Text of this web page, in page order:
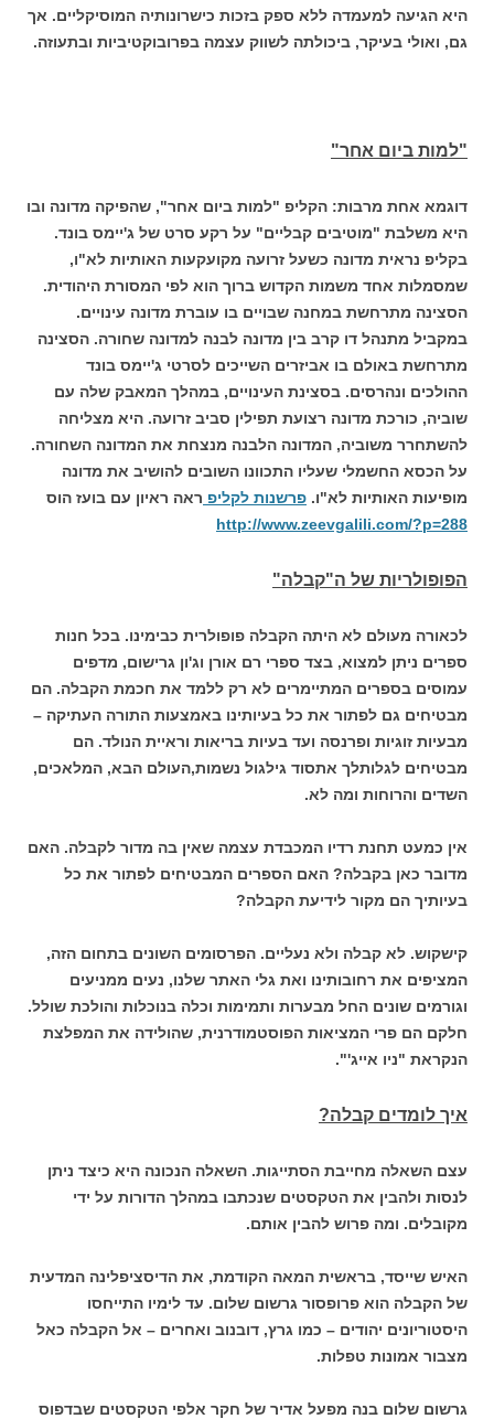
היא הגיעה למעמדה ללא ספק בזכות כישרונותיה המוסיקליים. אך
גם, ואולי בעיקר, ביכולתה לשווק עצמה בפרובוקטיביות ובתעוזה.
"למות ביום אחר"
דוגמא אחת מרבות: הקליפ "למות ביום אחר", שהפיקה מדונה ובו
היא משלבת "מוטיבים קבליים" על רקע סרט של ג'יימס בונד.
בקליפ נראית מדונה כשעל זרועה מקועקעות האותיות לא"ו,
שמסמלות אחד משמות הקדוש ברוך הוא לפי המסורת היהודית.
הסצינה מתרחשת במחנה שבויים בו עוברת מדונה עינויים.
במקביל מתנהל דו קרב בין מדונה לבנה למדונה שחורה. הסצינה
מתרחשת באולם בו אביזרים השייכים לסרטי ג'יימס בונד
ההולכים ונהרסים. בסצינת העינויים, במהלך המאבק שלה עם
שוביה, כורכת מדונה רצועת תפילין סביב זרועה. היא מצליחה
להשתחרר משוביה, המדונה הלבנה מנצחת את המדונה השחורה.
על הכסא החשמלי שעליו התכוונו השובים להושיב את מדונה
מופיעות האותיות לא"ו. פרשנות לקליפ ראה ראיון עם בועז הוס
http://www.zeevgalili.com/?p=288
הפופולריות של ה"קבלה"
לכאורה מעולם לא היתה הקבלה פופולרית כבימינו. בכל חנות
ספרים ניתן למצוא, בצד ספרי רם אורן וג'ון גרישום, מדפים
עמוסים בספרים המתיימרים לא רק ללמד את חכמת הקבלה. הם
מבטיחים גם לפתור את כל בעיותינו באמצעות התורה העתיקה –
מבעיות זוגיות ופרנסה ועד בעיות בריאות וראיית הנולד. הם
מבטיחים לגלותלך אתסוד גילגול נשמות,העולם הבא, המלאכים,
השדים והרוחות ומה לא.
אין כמעט תחנת רדיו המכבדת עצמה שאין בה מדור לקבלה. האם
מדובר כאן בקבלה? האם הספרים המבטיחים לפתור את כל
בעיותיך הם מקור לידיעת הקבלה?
קישקוש. לא קבלה ולא נעליים. הפרסומים השונים בתחום הזה,
המציפים את רחובותינו ואת גלי האתר שלנו, נעים ממניעים
וגורמים שונים החל מבערות ותמימות וכלה בנוכלות והולכת שולל.
חלקם הם פרי המציאות הפוסטמודרנית, שהולידה את המפלצת
הנקראת "ניו אייג'".
איך לומדים קבלה?
עצם השאלה מחייבת הסתייגות. השאלה הנכונה היא כיצד ניתן
לנסות ולהבין את הטקסטים שנכתבו במהלך הדורות על ידי
מקובלים. ומה פרוש להבין אותם.
האיש שייסד, בראשית המאה הקודמת, את הדיסציפלינה המדעית
של הקבלה הוא פרופסור גרשום שלום. עד לימיו התייחסו
היסטוריונים יהודים – כמו גרץ, דובנוב ואחרים – אל הקבלה כאל
מצבור אמונות טפלות.
גרשום שלום בנה מפעל אדיר של חקר אלפי הטקסטים שבדפוס